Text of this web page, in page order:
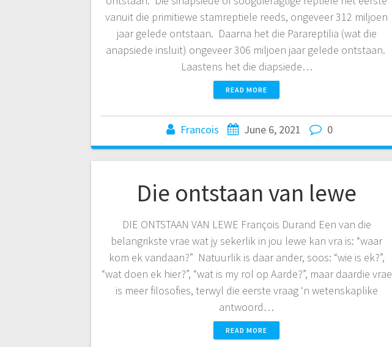
vanuit die primitiewe stamreptiele reeds, ongeveer 312 miljoen
jaar gelede ontstaan. Daarna het die Parareptilia (wat die
anapsiede insluit) ongeveer 306 miljoen jaar gelede ontstaan.
Laastens het die diapsiede…
READ MORE
Francois June 6, 2021 0
Die ontstaan van lewe
DIE ONTSTAAN VAN LEWE François Durand Een van die
belangrikste vrae wat jy sekerlik in jou lewe kan vra is: “waar
kom ek vandaan?” Natuurlik is daar ander, soos: “wie is ek?”,
“wat doen ek hier?”, “wat is my rol op Aarde?”, maar daardie vrae
is meer filosofies, terwyl die eerste vraag ‘n wetenskaplike
antwoord…
READ MORE